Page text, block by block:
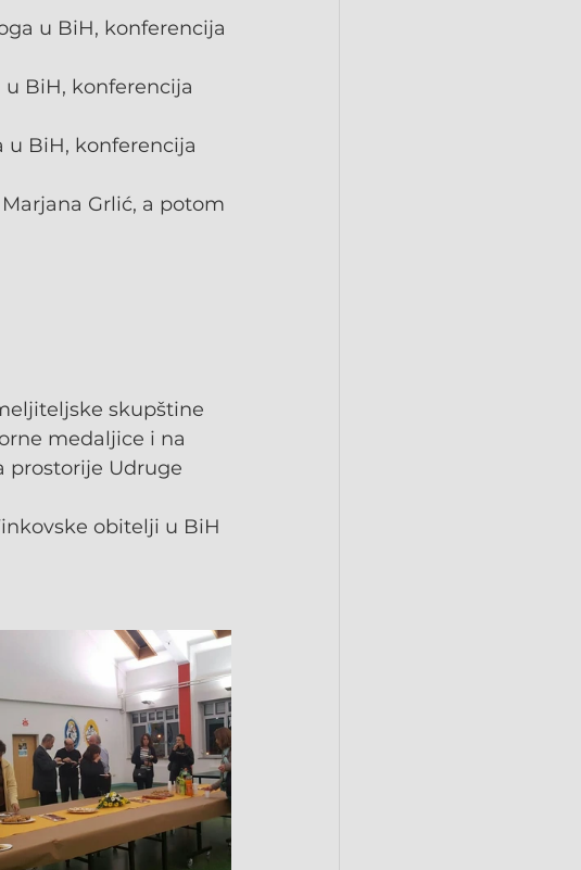
u BiH, konferencija
BiH, konferencija
u BiH, konferencija
Grlić, a potom
skupštine
medaljice i na
prostorije Udruge
obitelji u BiH